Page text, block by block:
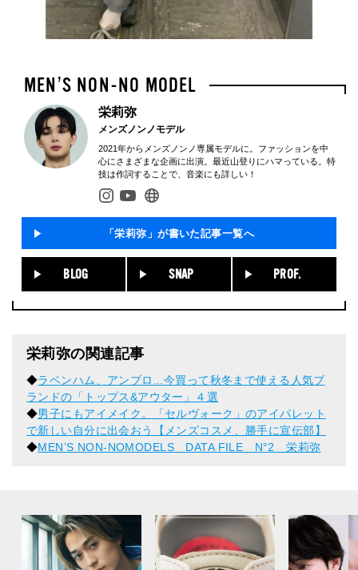
栄莉弥
メンズノンノモデル
2021年からメンズノンノ専属モデルに。ファッションを中
心にさまざまな企画に出演。最近山登りにハマっている。特
技は作詞することで、音楽にも詳しい！
「栄莉弥」が書いた記事一覧へ
BLOG SNAP PROF.
栄莉弥の関連記事
◆ラベンハム、アンブロ...今買って秋冬まで使える人気ブ
ランドの「トップス&アウター」４選
◆男子にもアイメイク。「セルヴォーク」のアイパレット
で新しい自分に出会おう【メンズコスメ、勝手に宣伝部】
◆MEN’S NON-NOMODELS DATA FILE N°2 栄莉弥